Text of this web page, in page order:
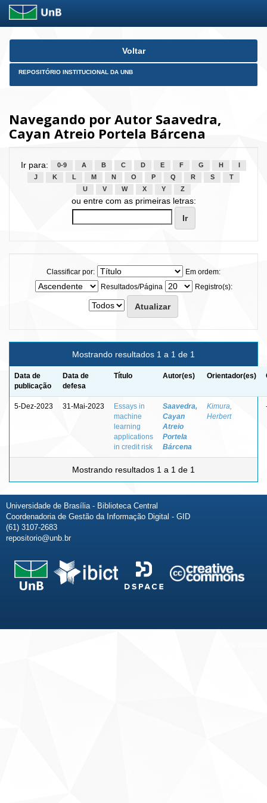
Skip
Voltar
REPOSITÓRIO INSTITUCIONAL DA UNB
Navegando por Autor Saavedra,
Cayan Atreio Portela Bárcena
Ir para: 0-9 A B C D E F G H
J
K L M N O P Q R S
T
U
V W X Y Z
ou entre com as primeiras letras:
Classificar por:
Em ordem:
Resultados/Página
Registro(s):
Mostrando resultados 1 a 1 de 1
Data de
publicação
Data de
defesa
Título Autor(es) Orientador(es)
5-Dez-2023 31-Mai-2023
Essays in
machine
learning
applications
in credit risk
Saavedra,
Cayan
Atreio
Portela
Bárcena
Kimura,
Herbert
Mostrando resultados 1 a 1 de 1
Universidade de Brasília - Biblioteca Central
Coordenadoria de Gestão da Informação Digital - GID
(61) 3107-2683
repositorio@unb.br